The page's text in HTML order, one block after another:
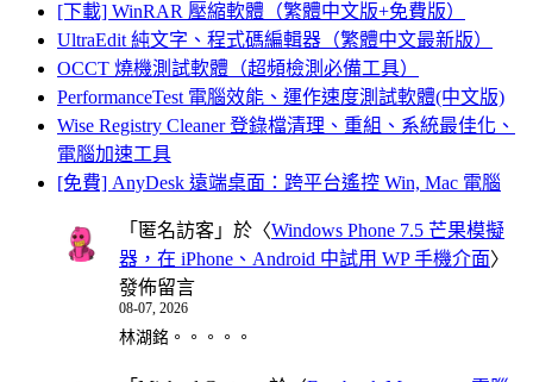
[下載] WinRAR 壓縮軟體（繁體中文版+免費版）
UltraEdit 純文字、程式碼編輯器（繁體中文最新版）
OCCT 燒機測試軟體（超頻檢測必備工具）
PerformanceTest 電腦效能、運作速度測試軟體(中文版)
Wise Registry Cleaner 登錄檔清理、重組、系統最佳化、
電腦加速工具
[免費] AnyDesk 遠端桌面：跨平台遙控 Win, Mac 電腦
「 匿名訪客 」於〈Windows Phone 7.5 芒果模擬
器，在 iPhone、Android 中試用 WP 手機介面〉
發佈留言
08-07, 2026
林湖銘。。。。。